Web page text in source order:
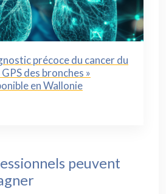
précoce du cancer du
des bronches »
en Wallonie
peuvent